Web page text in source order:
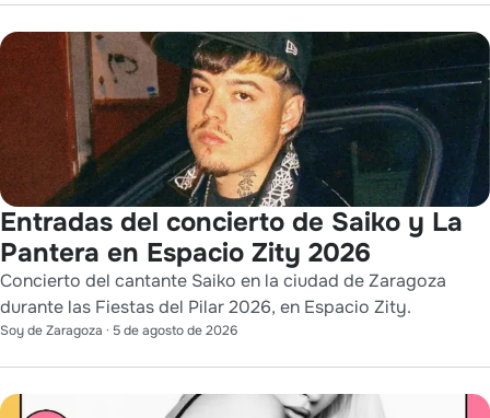
Entradas del concierto de Saiko y La
Pantera en Espacio Zity 2026
Concierto del cantante Saiko en la ciudad de Zaragoza
durante las Fiestas del Pilar 2026, en Espacio Zity.
Soy de Zaragoza · 5 de agosto de 2026